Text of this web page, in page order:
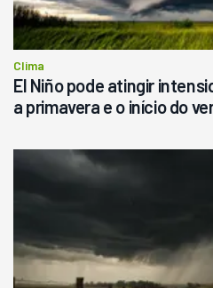
Clima
El Niño pode atingir
a primavera e o início do